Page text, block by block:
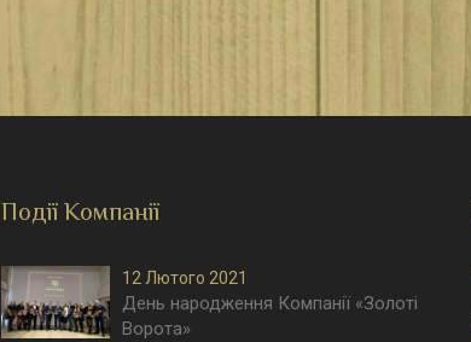
Події Компанії
12 Лютого 2021
День народження Компанії «Золоті
Ворота»